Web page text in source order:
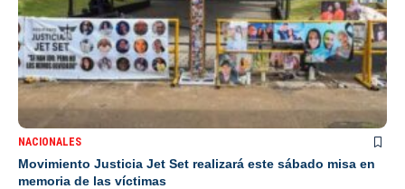
NACIONALES
Movimiento Justicia Jet Set realizará este sábado misa en
memoria de las víctimas